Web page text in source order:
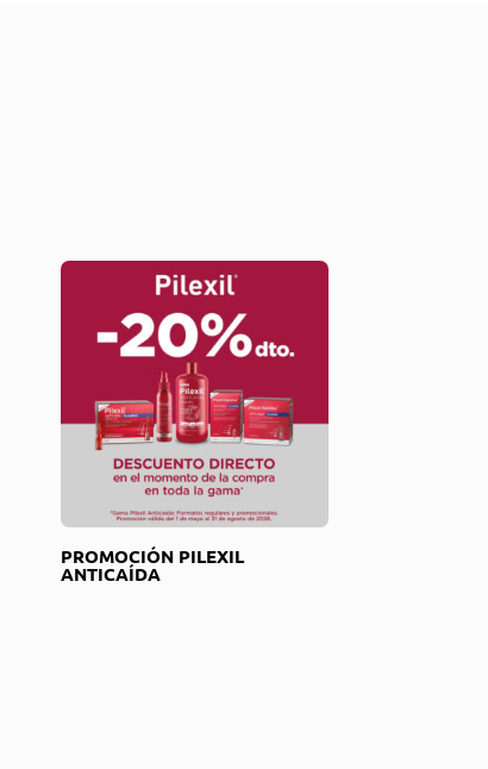
PROMOCIÓN PILEXIL
ANTICAÍDA